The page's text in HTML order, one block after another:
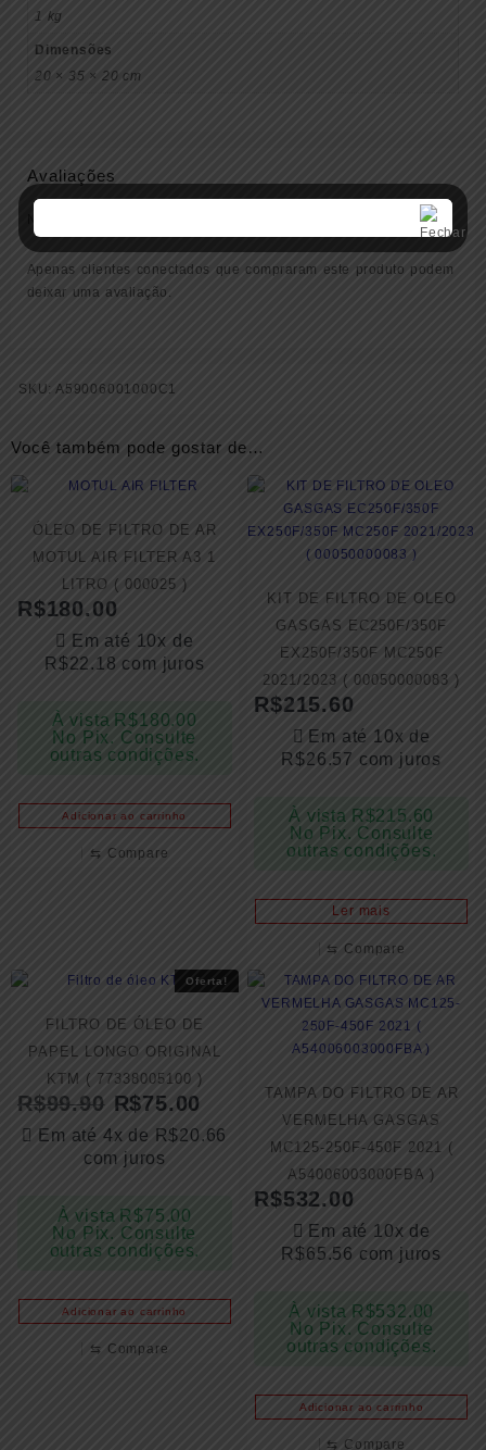
1 kg
Dimensões
20 × 35 × 20 cm
Avaliações
Apenas clientes conectados que compraram este produto podem
deixar uma avaliação.
SKU: A59006001000C1
Você também pode gostar de…
ÓLEO DE FILTRO DE AR
MOTUL AIR FILTER A3 1
LITRO ( 000025 )
R$180.00
Em até 10x de
R$22.18 com juros
À vista R$180.00
No Pix. Consulte
outras condições.
Adicionar ao carrinho
⇆ Compare
KIT DE FILTRO DE OLEO
GASGAS EC250F/350F
EX250F/350F MC250F
2021/2023 ( 00050000083 )
R$215.60
Em até 10x de
R$26.57 com juros
À vista R$215.60
No Pix. Consulte
outras condições.
Ler mais
⇆ Compare
Oferta!
FILTRO DE ÓLEO DE
PAPEL LONGO ORIGINAL
KTM ( 77338005100 )
R$99.90 R$75.00
Em até 4x de R$20.66
com juros
À vista R$75.00
No Pix. Consulte
outras condições.
Adicionar ao carrinho
⇆ Compare
TAMPA DO FILTRO DE AR
VERMELHA GASGAS
MC125-250F-450F 2021 (
A54006003000FBA )
R$532.00
Em até 10x de
R$65.56 com juros
À vista R$532.00
No Pix. Consulte
outras condições.
Adicionar ao carrinho
⇆ Compare